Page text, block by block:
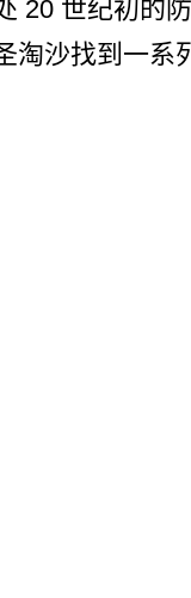
20 世纪初的
淘沙找到一系